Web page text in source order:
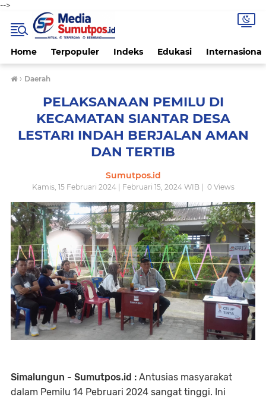
-->
Home Terpopuler Indeks Edukasi Internasional
› Daerah
PELAKSANAAN PEMILU DI
KECAMATAN SIANTAR DESA
LESTARI INDAH BERJALAN AMAN
DAN TERTIB
Sumutpos.id
Kamis, 15 Februari 2024 | Februari 15, 2024 WIB | 0Views
Simalungun - Sumutpos.id : Antusias masyarakat
dalam Pemilu 14 Pebruari 2024 sangat tinggi. Ini